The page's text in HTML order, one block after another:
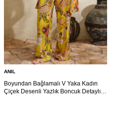
ANIL
Boyundan Bağlamalı V Yaka Kadın
Çiçek Desenli Yazlık Boncuk Detaylı